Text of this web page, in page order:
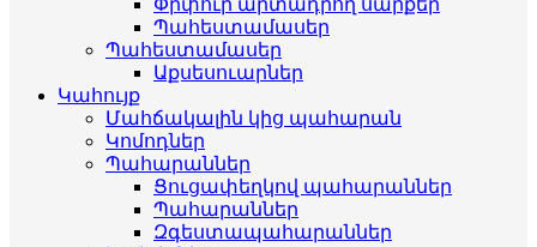
Պահեստամասեր
Պահեստամասեր
Աքսեսուարներ
Կահույք
Մահճակալին կից պահարան
Կոմոդներ
Պահարաններ
Ցուցափեղկով պահարաններ
Պահարաններ
Զգեստապահարաններ